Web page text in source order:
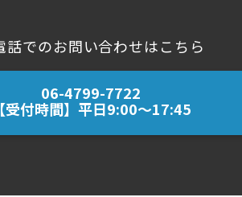
話でのお問い合わせはこちら
06-4799-7722
【受付時間】平日9:00～17:45